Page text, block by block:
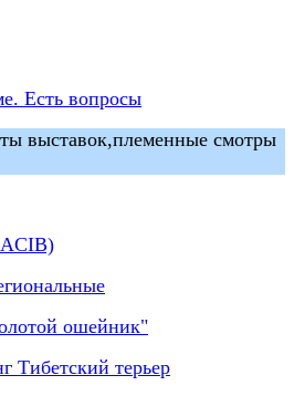
Есть вопросы
выставок,племенные смотры
ошейник"
Тибетский терьер